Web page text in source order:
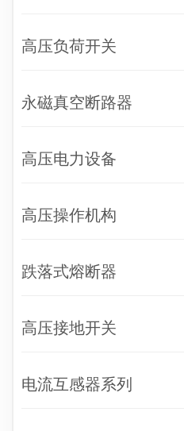
高压负荷开关
永磁真空断路器
高压电力设备
高压操作机构
跌落式熔断器
高压接地开关
电流互感器系列